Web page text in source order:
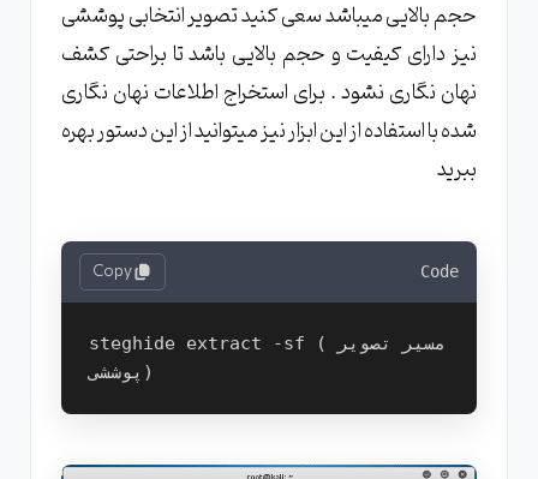
حجم بالایی میباشد سعی کنید تصویر انتخابی پوششی
نیز دارای کیفیت و حجم بالایی باشد تا براحتی کشف
نهان نگاری نشود . برای استخراج اطلاعات نهان نگاری
شده با استفاده از این ابزار نیز میتوانید از این دستور بهره
ببرید
Code
Copy
steghide extract -sf (مسیر تصویر